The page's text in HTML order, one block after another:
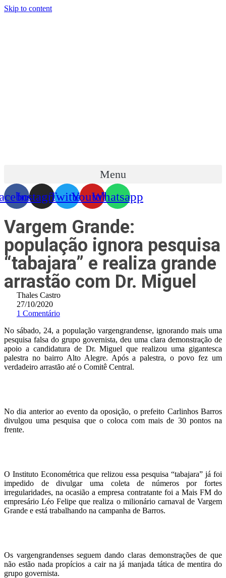
Skip to content
Menu
InstagramTwitterYoutubeWhatsapp
Vargem Grande:
população ignora pesquisa
“tabajara” e realiza grande
arrastão com Dr. Miguel
Thales Castro
27/10/2020
1 Comentário
No sábado, 24, a população vargengrandense, ignorando mais uma
pesquisa falsa do grupo governista, deu uma clara demonstração de
apoio a candidatura de Dr. Miguel que realizou uma gigantesca
palestra no bairro Alto Alegre. Após a palestra, o povo fez um
verdadeiro arrastão até o Comitê Central.
No dia anterior ao evento da oposição, o prefeito Carlinhos Barros
divulgou uma pesquisa que o coloca com mais de 30 pontos na
frente.
O Instituto Econométrica que relizou essa pesquisa “tabajara” já foi
impedido de divulgar uma coleta de números por fortes
irregularidades, na ocasião a empresa contratante foi a Mais FM do
empresário Léo Felipe que realiza o milionário carnaval de Vargem
Grande e está trabalhando na campanha de Barros.
Os vargengrandenses seguem dando claras demonstrações de que
não estão nada propícios a cair na já manjada tática de mentira do
grupo governista.